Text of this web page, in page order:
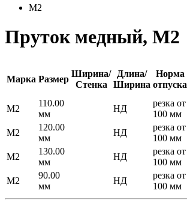
М2
Пруток медный, М2
Марка Размер
Ширина/
Стенка
Длина/
Ширина
Норма
отпуска
М2
110.00
мм
НД
резка от
100 мм
М2
120.00
мм
НД
резка от
100 мм
М2
130.00
мм
НД
резка от
100 мм
М2
90.00
мм
НД
резка от
100 мм